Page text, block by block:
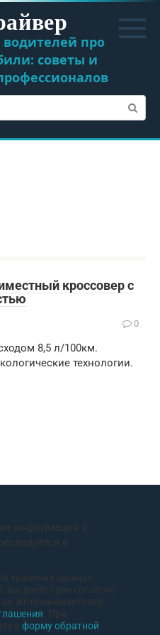
водителей про
советы и
кроссовер с
0
8,5 л/100км.
технологии.
информации с
в
хранения данных.
даете свое согласие
же принимаете все
. При
в форму обратной